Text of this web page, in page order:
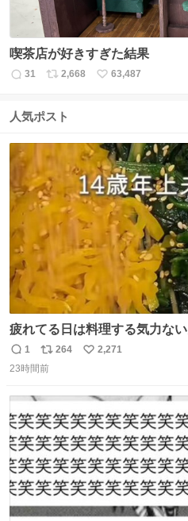
喫茶店が好きすぎた結果
返
数
31
リ
ス
数
2,668
い
63,487
人気ポスト
疲れてる日は料理する気力な
おまかせするだけだから「こ
た。
返
信
1
リ
ポ
数
264
い
2,271
23時間前